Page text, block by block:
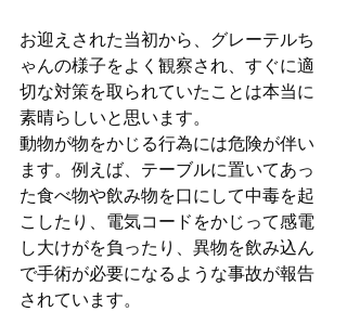
お迎えされた当初から、グレーテルち
ゃんの様子をよく観察され、すぐに適
切な対策を取られていたことは本当に
素晴らしいと思います。
動物が物をかじる行為には危険が伴い
ます。例えば、テーブルに置いてあっ
た食べ物や飲み物を口にして中毒を起
こしたり、電気コードをかじって感電
し大けがを負ったり、異物を飲み込ん
で手術が必要になるような事故が報告
されています。